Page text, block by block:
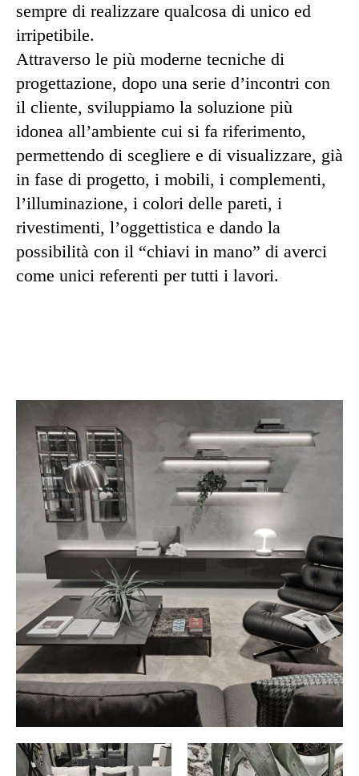
sempre di realizzare qualcosa di unico ed
irripetibile.
Attraverso le più moderne tecniche di
progettazione, dopo una serie d’incontri con
il cliente, sviluppiamo la soluzione più
idonea all’ambiente cui si fa riferimento,
permettendo di scegliere e di visualizzare, già
in fase di progetto, i mobili, i complementi,
l’illuminazione, i colori delle pareti, i
rivestimenti, l’oggettistica e dando la
possibilità con il “chiavi in mano” di averci
come unici referenti per tutti i lavori.